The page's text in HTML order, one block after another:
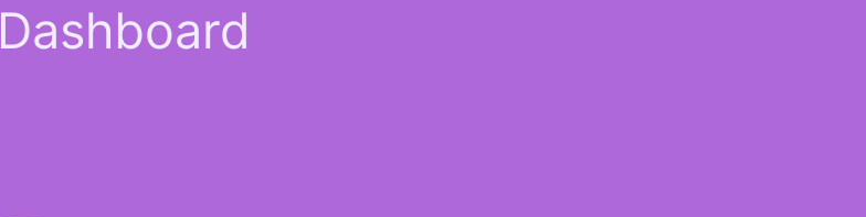
Dashboard